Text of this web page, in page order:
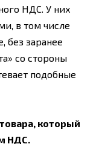
НДС. У них
в том числе
без заранее
со стороны
подобные
который
НДС.